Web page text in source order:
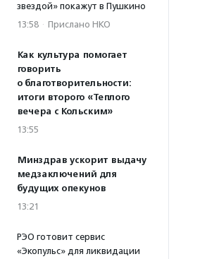
звездой» покажут в Пушкино
13:58 · Прислано НКО
Как культура помогает
говорить
о благотворительности:
итоги второго «Теплого
вечера с Кольским»
13:55
Минздрав ускорит выдачу
медзаключений для
будущих опекунов
13:21
РЭО готовит сервис
«Экопульс» для ликвидации